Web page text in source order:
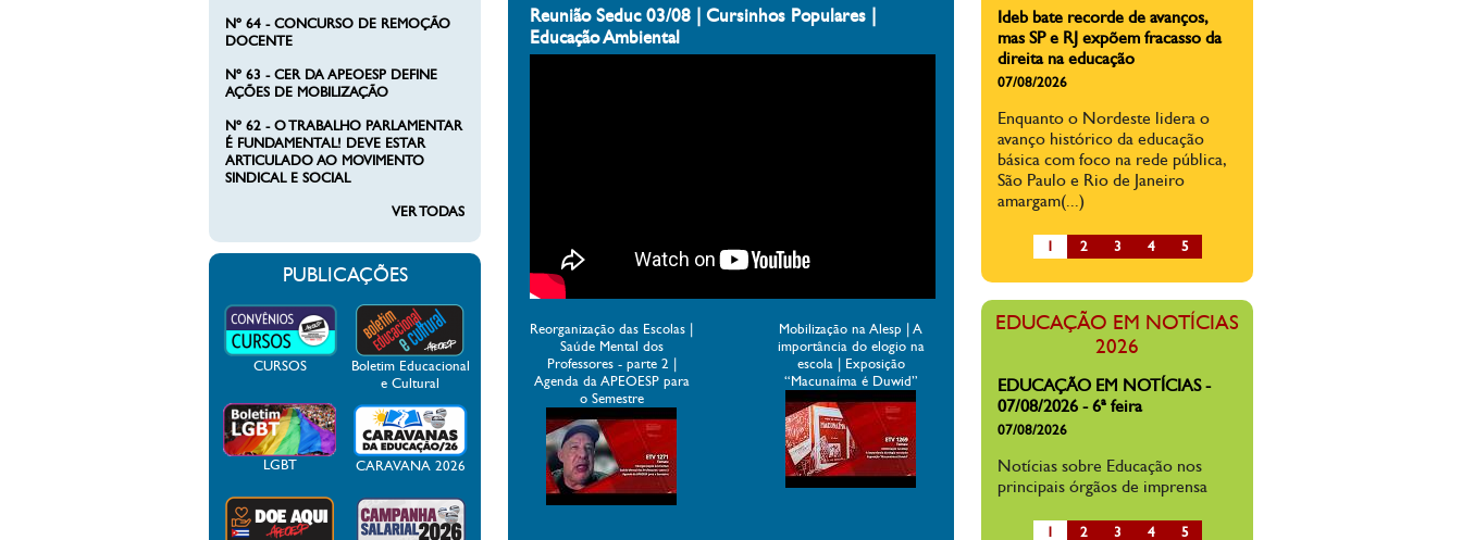
Nº 64 - CONCURSO DE REMOÇÃO
DOCENTE
Nº 63 - CER DA APEOESP DEFINE
AÇÕES DE MOBILIZAÇÃO
Nº 62 - O TRABALHO PARLAMENTAR
É FUNDAMENTAL! DEVE ESTAR
ARTICULADO AO MOVIMENTO
SINDICAL E SOCIAL
VER TODAS
PUBLICAÇÕES
CURSOS
Boletim Educacional
e Cultural
LGBT CARAVANA 2026
Reunião Seduc 03/08 | Cursinhos Populares |
Educação Ambiental
Reorganização das Escolas |
Saúde Mental dos
Professores - parte 2 |
Agenda da APEOESP para
o Semestre
Mobilização na Alesp | A
importância do elogio na
escola | Exposição
“Macunaíma é Duwid”
Ideb bate recorde de avanços,
mas SP e RJ expõem fracasso da
direita na educação
07/08/2026
Enquanto o Nordeste lidera o
avanço histórico da educação
básica com foco na rede pública,
São Paulo e Rio de Janeiro
amargam(...)
1 2 3 4 5
EDUCAÇÃO EM NOTÍCIAS
2026
EDUCAÇÃO EM NOTÍCIAS -
07/08/2026 - 6ª feira
07/08/2026
Notícias sobre Educação nos
principais órgãos de imprensa
1 2 3 4 5